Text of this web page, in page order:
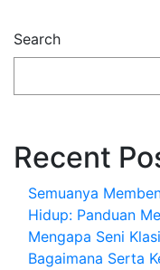
Search
Recent
Semuanya
Hidup: Panduan
Mengapa Seni
Bagaimana Serta